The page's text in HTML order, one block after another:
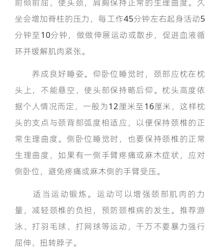
前倾前屈，使头颈，肩胸保持正常的生理曲度。久
坐会增加脊柱的压力，每工作45分钟左右起身活动5
分钟至10分钟，做做伸展运动或散步，促进血液循
环并缓解肌肉紧张。
养成良好睡姿。仰卧位睡觉时，颈部应枕在枕
头上，不能悬空，使头部保持略后仰。枕头高度依
据个人情况而定，一般为12厘米至16厘米，这样枕
头的支点与颈背部弧度相适应，以便保持颈椎的正
常生理曲度。侧卧位睡觉时，也要保持颈椎的正常
生理曲度，如果有一侧手臂疼痛或麻木症状，应对
侧卧位，避免疼痛或麻木侧的手臂受压。
适当运动锻炼。运动可以增强颈部肌肉的力
量，减轻颈椎的负担，预防颈椎病的发生。推荐游
泳、打羽毛球、打网球等运动，千万不要暴力强行
屈伸、扭转脖子。